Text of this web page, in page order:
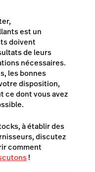
est un
doivent
de leurs
nécessaires.
les bonnes
disposition,
ce dont vous avez
à établir des
discutez
comment
!